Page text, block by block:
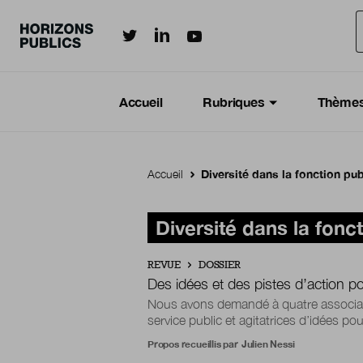
Horizonspublics.fr sur Twitter
Horizonspublics.fr sur LinkedIn
Horizonspublics.fr sur
Accueil Rubriques
Accueil Diversité dans la fonction
Diversité dans la
REVUE DOSSIER
Des idées et des pistes d’action
Nous avons demandé à quatre
service public et agitatrices d’idées
Propos recueillis par Julien Nessi